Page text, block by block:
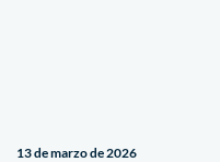
13 de marzo de 2026